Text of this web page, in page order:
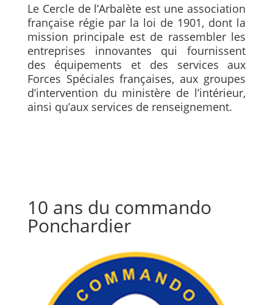
Le Cercle de l’Arbalète est une association
française régie par la loi de 1901, dont la
mission principale est de rassembler les
entreprises innovantes qui fournissent
des équipements et des services aux
Forces Spéciales françaises, aux groupes
d’intervention du ministère de l’intérieur,
ainsi qu’aux services de renseignement.
10 ans du commando
Ponchardier